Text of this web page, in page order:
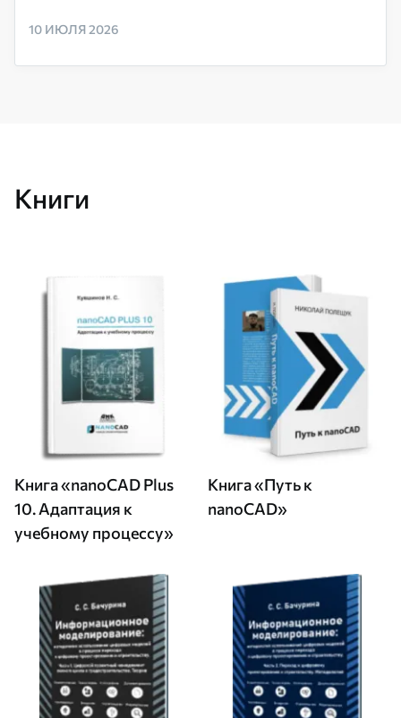
10 ИЮЛЯ 2026
Книги
Книга «nanoCAD Plus
10. Адаптация к
учебному процессу»
Книга «Путь к
nanoCAD»